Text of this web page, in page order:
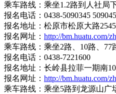
乘车路线：乘坐1.2路到人社局
报名电话：0438-5090345
报名地址：松原市松原大路
报名网址： http://bm.huatu.com/
乘车路线：乘坐2路、10路、77
报名电话：0438-7221600
报名地址：长岭县拉菲一期南
报名网址： http://bm.huatu.com/
乘车路线：乘坐5路到龙源山广